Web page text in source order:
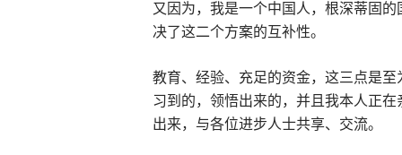
又因为，我是一个中国人，根深蒂固的
决了这二个方案的互补性。
教育、经验、充足的资金，这三点是
习到的，领悟出来的，并且我本人正
出来，与各位进步人士共享、交流。